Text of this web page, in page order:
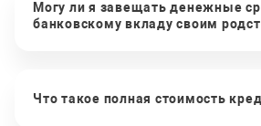
Могу ли я завещать денежные
банковскому вкладу своим
Что такое полная стоимость